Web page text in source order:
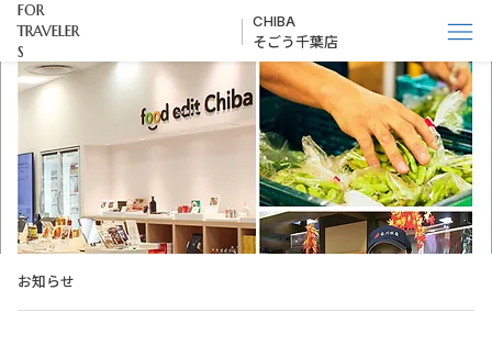
FOR
TRAVELER
S
CHIBA
そごう千葉店
お知らせ